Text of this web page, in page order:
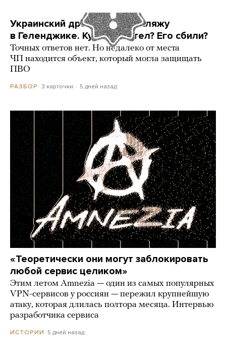
Украинский дрон попал по пляжу
в Геленджике. Куда он летел? Его сбили?
Точных ответов нет. Но недалеко от места
ЧП находится объект, который могла защищать
ПВО
РАЗБОР 3 карточки 5 дней назад
«Теоретически они могут заблокировать
любой сервис целиком»
Этим летом Amnezia — один из самых популярных
VPN-сервисов у россиян — пережил крупнейшую
атаку, которая длилась полтора месяца. Интервью
разработчика сервиса
ИСТОРИИ 5 дней назад